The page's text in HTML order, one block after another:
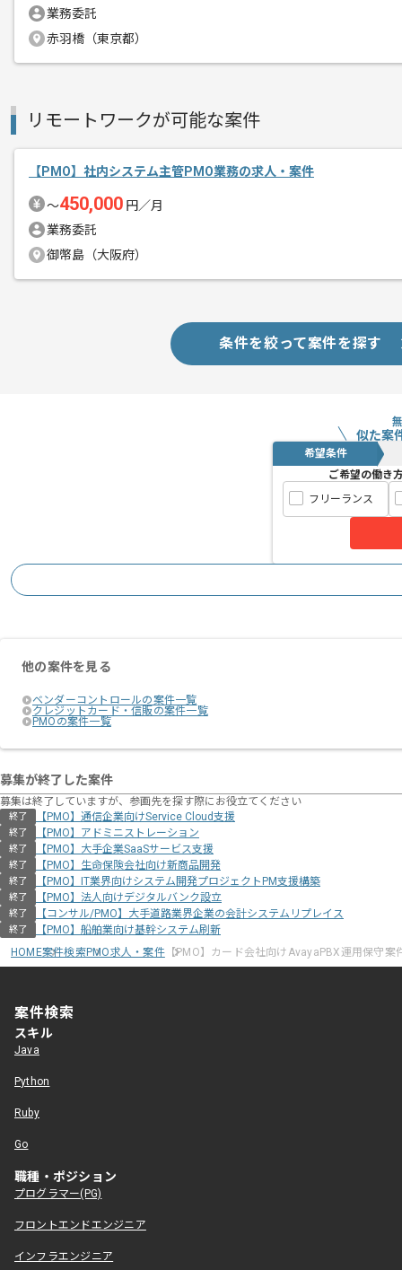
メント
PMOの経験を活かすことができます。
複数案件を保有している企業ですので、
ご経験と実績に応じて別案件のご提案
業務委託
赤羽橋（東京都）
リモートワークが可能な案件
【PMO】社内システム主管PMO業務の求人・案件
〜450,000 円／月
業務委託
御幣島（大阪府）
条件を絞って案件を探す
似た案
希望条件
ご希望の働き
フリーランス
他の案件を見る
ベンダーコントロールの案件一覧
クレジットカード・信販の案件一覧
PMOの案件一覧
募集が終了した案件
募集は終了していますが、参画先を探す際にお役立てください
終了 【PMO】通信企業向けService Cloud支援
終了 【PMO】アドミニストレーション
終了 【PMO】大手企業SaaSサービス支援
終了 【PMO】生命保険会社向け新商品開発
終了 【PMO】IT業界向けシステム開発プロジェクトPM支援構築
終了 【PMO】法人向けデジタルバンク設立
終了 【コンサル/PMO】大手道路業界企業の会計システムリプレイス
終了
【PMO】船舶業向け基幹システム刷新
HOME案件検索PMO求人・案件【PMO】カード会社向けAvayaPBX運用保守案
案件検索
スキル
Java
Python
Ruby
Go
職種・ポジション
プログラマー(PG)
フロントエンドエンジニア
インフラエンジニア